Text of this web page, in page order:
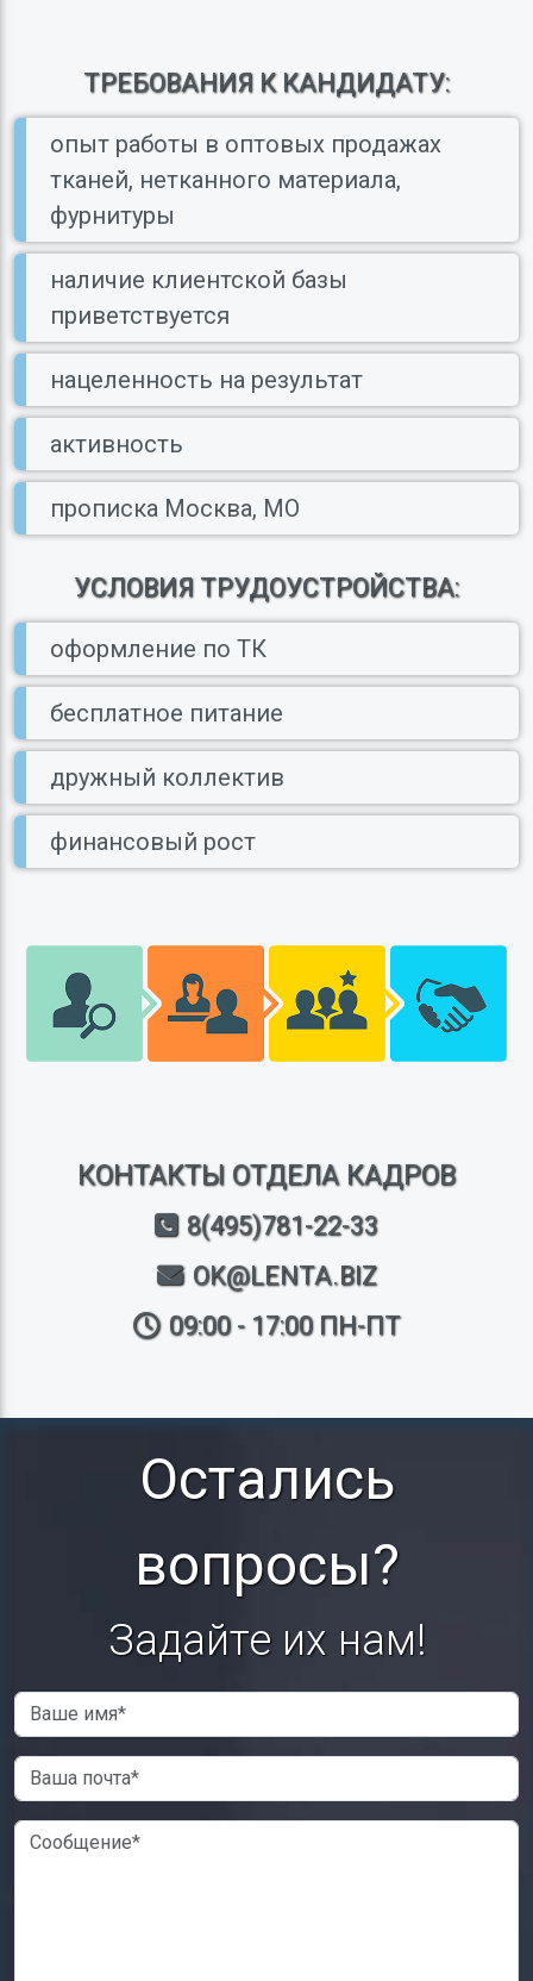
Лента для молнии
Лента для штор
Лента
Пароплен
Сувенир Вырастайка
Укрывные материалы
Химия для бассейна
Товары для Нового года
ТРЕБОВАНИЯ К КАНДИДАТУ:
опыт работы в оптовых продажах
тканей, нетканного материала,
фурнитуры
наличие клиентской базы
приветствуется
нацеленность на результат
активность
прописка Москва, МО
УСЛОВИЯ ТРУДОУСТРОЙСТВА:
оформление по ТК
бесплатное питание
дружный коллектив
финансовый рост
КОНТАКТЫ ОТДЕЛА КАДРОВ
8(495)781-22-33
OK@LENTA.BIZ
09:00 - 17:00 ПН-ПТ
Остались
вопросы?
Задайте их нам!